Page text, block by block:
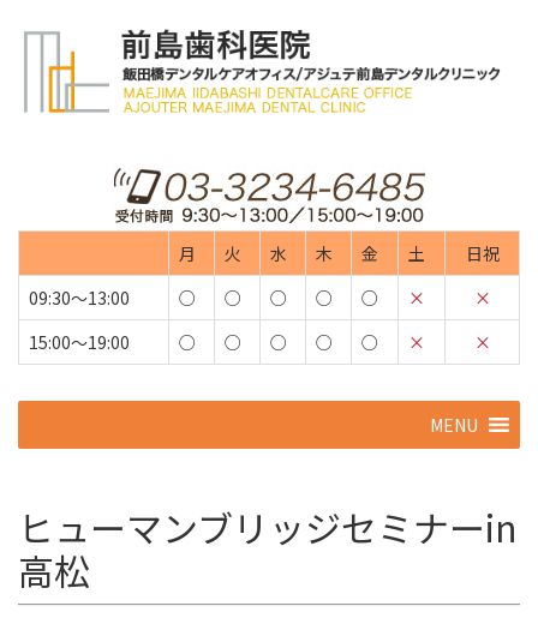
月 火 水 木 金 土
日祝
09:30～13:00
○ ○ ○ ○ ○ ×
×
15:00～19:00
○ ○ ○ ○ ○ × ×
へ
ッ
MENU
ヒューマンブリッジセミナーin
高松